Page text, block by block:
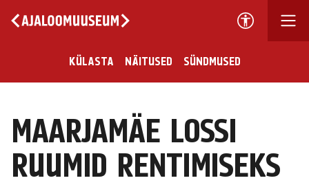
KÜLASTA NÄITUSED SÜNDMUSED
MAARJAMÄE LOSSI
RUUMID RENTIMISEKS